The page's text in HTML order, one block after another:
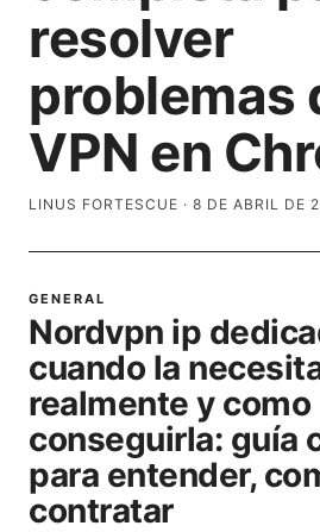
resolver
problemas
VPN en
LINUS FORTESCUE · 8 DE ABRIL DE
GENERAL
Nordvpn ip
cuando la
realmente y como
conseguirla: guía
para entender,
contratar